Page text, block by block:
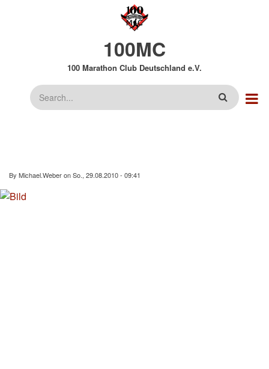
100MC
100 Marathon Club Deutschland e.V.
Suche
By Michael.WeberonSo., 29.08.2010 - 09:41